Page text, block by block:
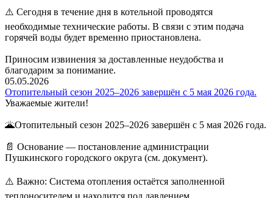
⚠️ Сегодня в течение дня в котельной проводятся
необходимые технические работы. В связи с этим подача
горячей воды будет временно приостановлена.
Приносим извинения за доставленные неудобства и
благодарим за понимание.
05.05.2026
Отопительный сезон 2025–2026 завершён с 5 мая 2026 года.
Уважаемые жители!
🌋Отопительный сезон 2025–2026 завершён с 5 мая 2026 года.
📄 Основание — постановление администрации
Пушкинского городского округа (см. документ).
⚠️ Важно: Система отопления остаётся заполненной